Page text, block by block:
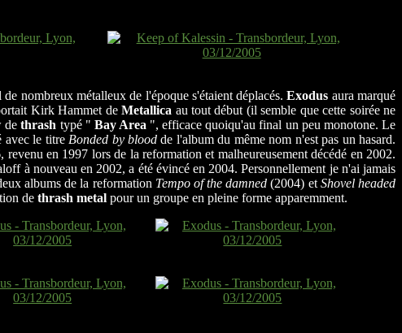
nombreux métalleux de l'époque s'étaient déplacés.Exodus aura marqué
Kirk Hammet deMetallica au tout début (il semble que cette soirée ne
dethrash typé " Bay Area ", efficace quoiqu'au final un peu monotone. Le
avec le titre Bonded by blood de l'album du même nom n'est pas un hasard.
en 1997 lors de la reformation et malheureusement décédé en 2002.
à nouveau en 2002, a été évincé en 2004. Personnellement je n'ai jamais
albums de la reformation Tempo of the damned (2004) et Shovel headed
de thrash metal pour un groupe en pleine forme apparemment.